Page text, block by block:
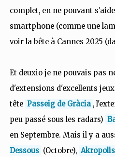
complet, en ne pouvant
smartphone (comme une
voir la bête à Cannes 2025
Et deuxio je ne pouvais pas
d'extensions d'excellents
tête Passeig de Gràcia ,
peu passé sous les radars)
en Septembre. Mais il y a
Dessous (Octobre),